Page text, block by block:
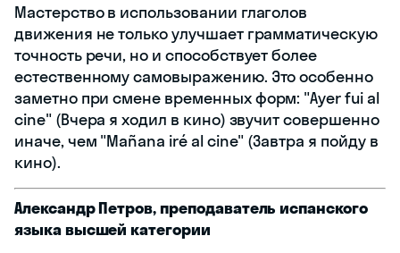
Мастерство в использовании глаголов
движения не только улучшает грамматическую
точность речи, но и способствует более
естественному самовыражению. Это особенно
заметно при смене временных форм: "Ayer fui al
cine" (Вчера я ходил в кино) звучит совершенно
иначе, чем "Mañana iré al cine" (Завтра я пойду в
кино).
Александр Петров, преподаватель испанского
языка высшей категории